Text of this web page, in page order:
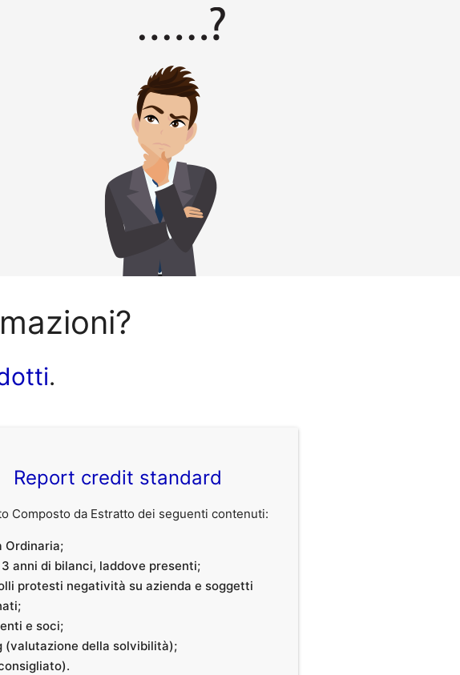
.
Report credit standard
Composto da Estratto dei seguenti contenuti:
Ordinaria;
anni di bilanci, laddove presenti;
protesti negatività su azienda e soggetti
e soci;
(valutazione della solvibilità);